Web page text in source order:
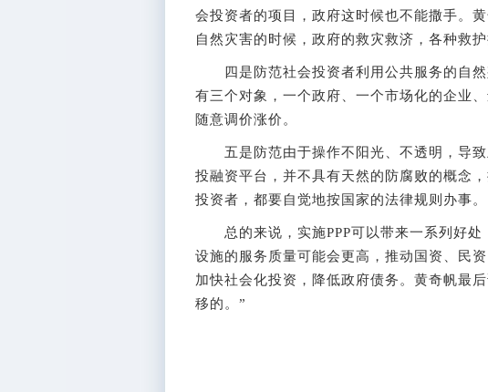
会投资者的项目，政府这时候也不能撒手。
自然灾害的时候，政府的救灾救济，各种救
四是防范社会投资者利用公共服务的自然
有三个对象，一个政府、一个市场化的企业
随意调价涨价。
五是防范由于操作不阳光、不透明，导致
投融资平台，并不具有天然的防腐败的概念
投资者，都要自觉地按国家的法律规则办事。
总的来说，实施PPP可以带来一系列好处
设施的服务质量可能会更高，推动国资、民
加快社会化投资，降低政府债务。黄奇帆最
移的。”